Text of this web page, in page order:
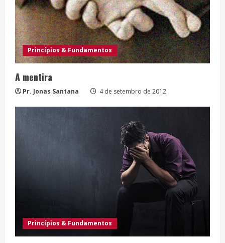
Princípios & Fundamentos
A mentira
Pr. Jonas Santana 4 de setembro de 2012
Princípios & Fundamentos